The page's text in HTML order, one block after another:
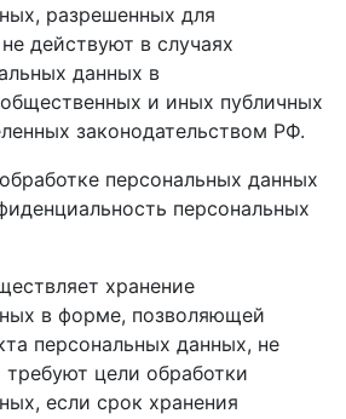
разрешенных для
действуют в случаях
данных в
и иных публичных
законодательством РФ.
персональных данных
персональных
хранение
в форме, позволяющей
персональных данных, не
цели обработки
если срок хранения